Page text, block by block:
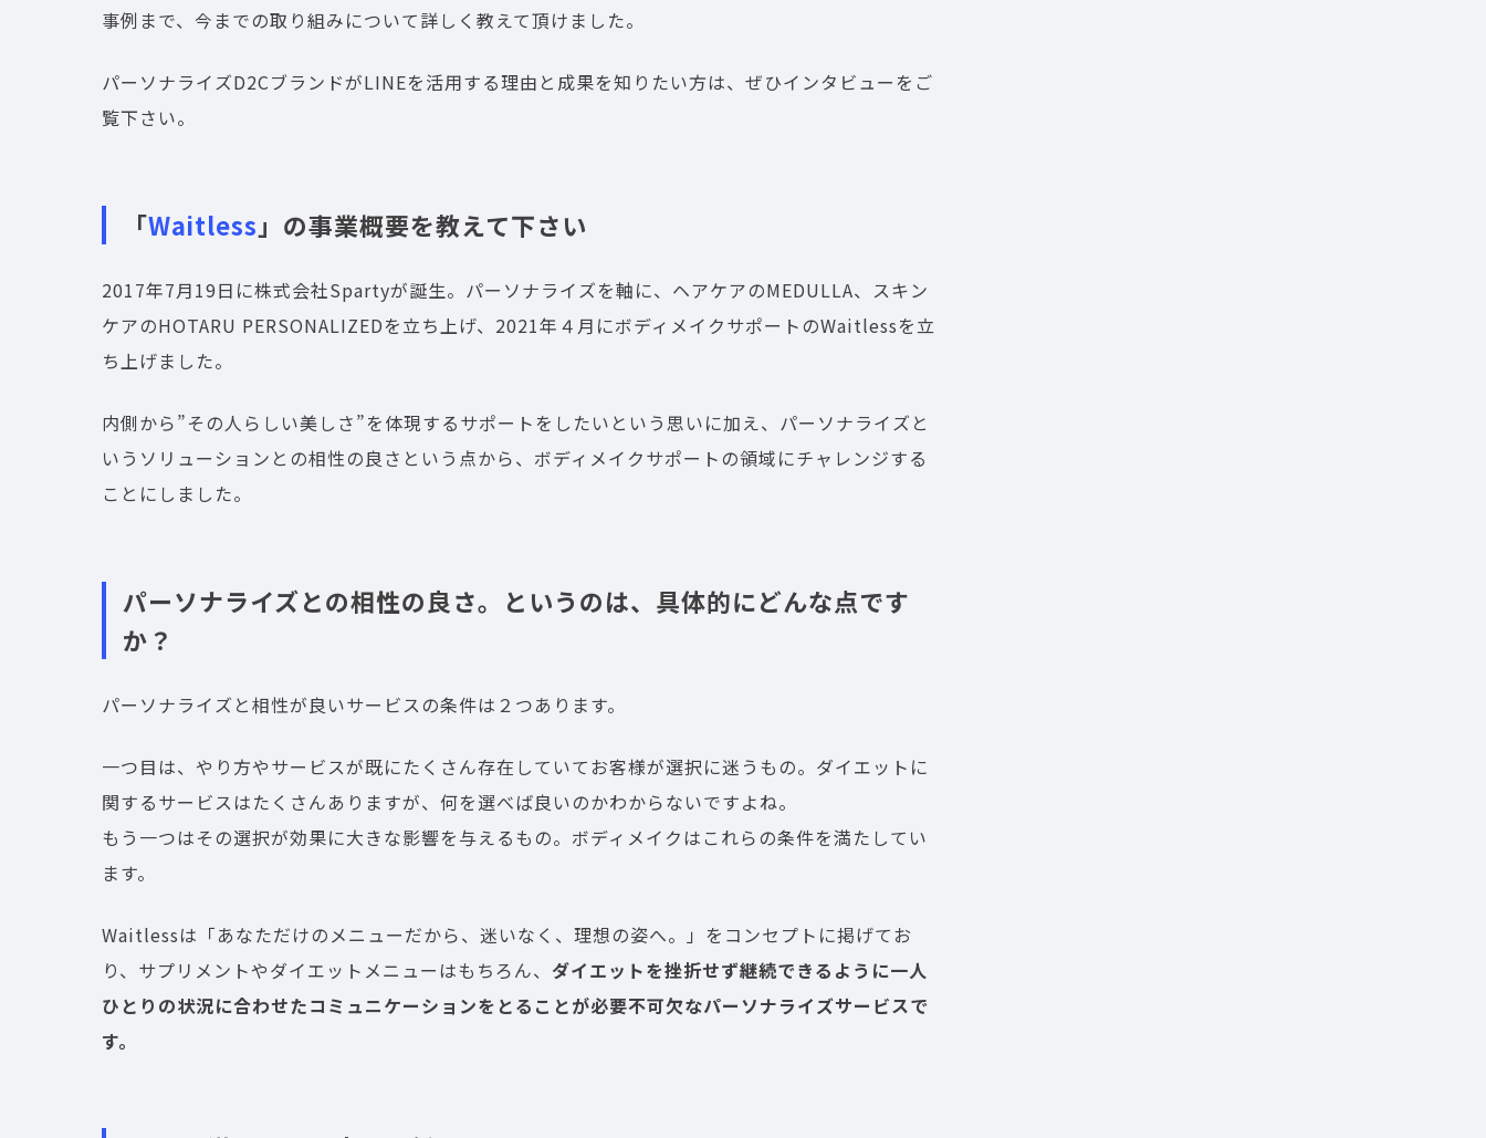
事例まで、今までの取り組みについて詳しく教えて頂けました。
パーソナライズD2CブランドがLINEを活用する理由と成果を知りたい方は、ぜひインタビューをご
覧下さい。
「Waitless 」の事業概要を教えて下さい
2017年7月19日に株式会社Spartyが誕生。パーソナライズを軸に、ヘアケアのMEDULLA、スキン
ケアのHOTARU PERSONALIZEDを立ち上げ、2021年４月にボディメイクサポートのWaitlessを立
ち上げました。
内側から”その人らしい美しさ”を体現するサポートをしたいという思いに加え、パーソナライズと
いうソリューションとの相性の良さという点から、ボディメイクサポートの領域にチャレンジする
ことにしました。
パーソナライズとの相性の良さ。というのは、具体的にどんな点です
か？
パーソナライズと相性が良いサービスの条件は２つあります。
一つ目は、やり方やサービスが既にたくさん存在していてお客様が選択に迷うもの。ダイエットに
関するサービスはたくさんありますが、何を選べば良いのかわからないですよね。
もう一つはその選択が効果に大きな影響を与えるもの。ボディメイクはこれらの条件を満たしてい
ます。
Waitlessは「あなただけのメニューだから、迷いなく、理想の姿へ。」をコンセプトに掲げてお
り、サプリメントやダイエットメニューはもちろん、 ダイエットを挫折せず継続できるように一人
ひとりの状況に合わせたコミュニケーションをとることが必要不可欠なパーソナライズサービスで
す。